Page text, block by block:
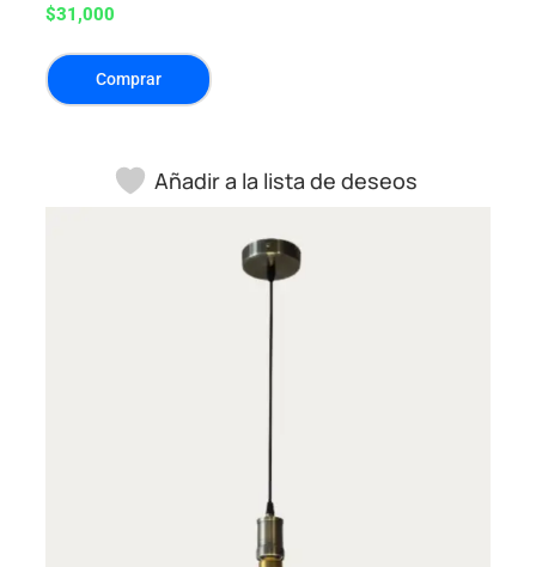
$31,000
Comprar
Añadir a la lista de deseos